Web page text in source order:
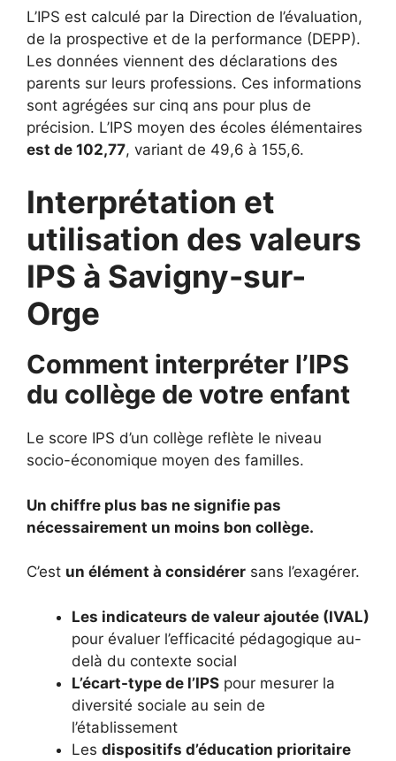
L’IPS est calculé par la Direction de l’évaluation,
de la prospective et de la performance (DEPP).
Les données viennent des déclarations des
parents sur leurs professions. Ces informations
sont agrégées sur cinq ans pour plus de
précision. L’IPS moyen des écoles élémentaires
est de 102,77, variant de 49,6 à 155,6.
Interprétation et
utilisation des valeurs
IPS à Savigny-sur-
Orge
Comment interpréter l’IPS
du collège de votre enfant
Le score IPS d’un collège reflète le niveau
socio-économique moyen des familles.
Un chiffre plus bas ne signifie pas
nécessairement un moins bon collège.
C’est un élément à considérer sans l’exagérer.
Les indicateurs de valeur ajoutée (IVAL)
pour évaluer l’efficacité pédagogique au-
delà du contexte social
L’écart-type de l’IPS pour mesurer la
diversité sociale au sein de
l’établissement
Les dispositifs d’éducation prioritaire